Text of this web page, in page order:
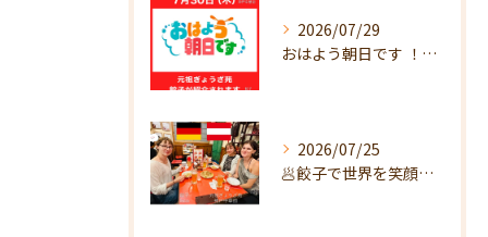
2026/07/29
おはよう朝日です ！で放送
2026/07/25
🥟餃子で世界を笑顔に🥟